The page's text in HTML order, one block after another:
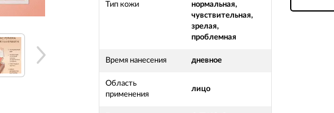
Тип кожи
нормальная,
чувствительная,
зрелая,
проблемная
Время нанесения дневное
Область
применения
лицо